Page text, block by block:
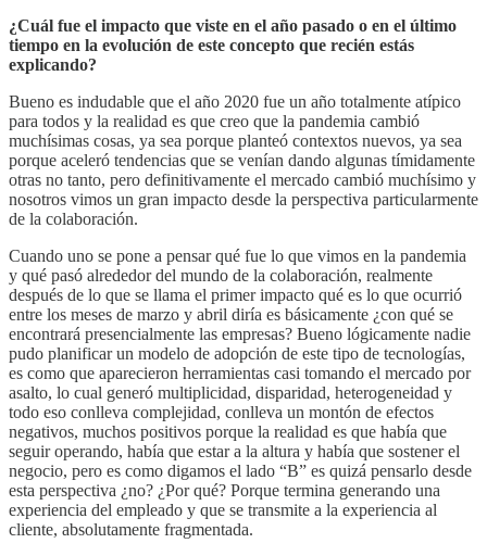
¿Cuál fue el impacto que viste en el año pasado o en el último
tiempo en la evolución de este concepto que recién estás
explicando?
Bueno es indudable que el año 2020 fue un año totalmente atípico
para todos y la realidad es que creo que la pandemia cambió
muchísimas cosas, ya sea porque planteó contextos nuevos, ya sea
porque aceleró tendencias que se venían dando algunas tímidamente
otras no tanto, pero definitivamente el mercado cambió muchísimo y
nosotros vimos un gran impacto desde la perspectiva particularmente
de la colaboración.
Cuando uno se pone a pensar qué fue lo que vimos en la pandemia
y qué pasó alrededor del mundo de la colaboración, realmente
después de lo que se llama el primer impacto qué es lo que ocurrió
entre los meses de marzo y abril diría es básicamente ¿con qué se
encontrará presencialmente las empresas? Bueno lógicamente nadie
pudo planificar un modelo de adopción de este tipo de tecnologías,
es como que aparecieron herramientas casi tomando el mercado por
asalto, lo cual generó multiplicidad, disparidad, heterogeneidad y
todo eso conlleva complejidad, conlleva un montón de efectos
negativos, muchos positivos porque la realidad es que había que
seguir operando, había que estar a la altura y había que sostener el
negocio, pero es como digamos el lado “B” es quizá pensarlo desde
esta perspectiva ¿no? ¿Por qué? Porque termina generando una
experiencia del empleado y que se transmite a la experiencia al
cliente, absolutamente fragmentada.